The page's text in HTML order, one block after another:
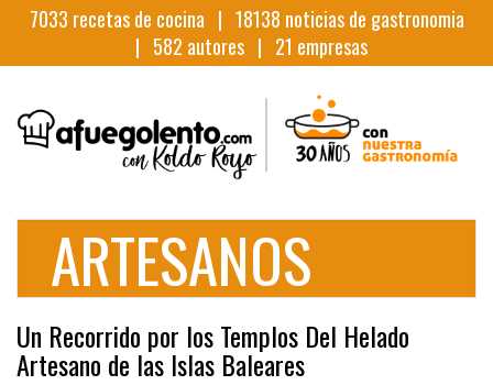
7033 recetas de cocina | 18138 noticias de gastronomia
| 582 autores | 21 empresas
ARTESANOS
Un Recorrido por los Templos Del Helado
Artesano de las Islas Baleares